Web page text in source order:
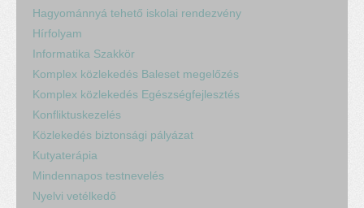
Hagyománnyá tehető iskolai rendezvény
Hírfolyam
Informatika Szakkör
Komplex közlekedés Baleset megelőzés
Komplex közlekedés Egészségfejlesztés
Konfliktuskezelés
Közlekedés biztonsági pályázat
Kutyaterápia
Mindennapos testnevelés
Nyelvi vetélkedő